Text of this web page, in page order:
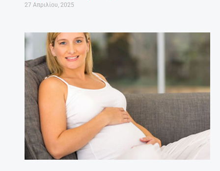
27 Απριλίου, 2025